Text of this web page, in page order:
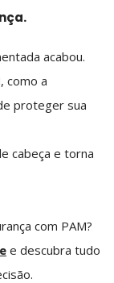
acabou.
como a
proteger sua
cabeça e torna
com PAM?
e descubra tudo